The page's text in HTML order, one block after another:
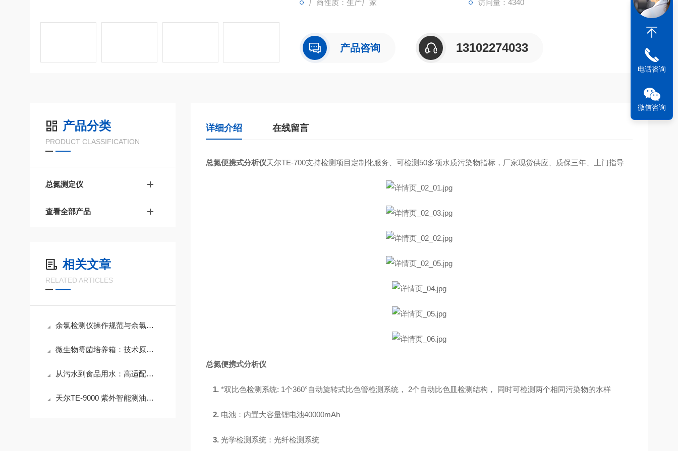
厂商性质：生产厂家 访问量：4340
产品咨询 13102274033
产品分类
PRODUCT CLASSIFICATION
总氮测定仪
查看全部产品
相关文章
RELATED ARTICLES
余氯检测仪操作规范与余氯标准要求
微生物霉菌培养箱：技术原理与操作指南
从污水到食品用水：高适配性台式浊度仪的多领域应用
天尔TE-9000 紫外智能测油仪 废水含油量快速精准检测
详细介绍 在线留言
总氮便携式分析仪天尔TE-700支持检测项目定制化服务、可检测50多项水质污染物指标，厂家现货供应、质保三年、上门指导
总氮便携式分析仪
1. *双比色检测系统: 1个360°自动旋转式比色管检测系统， 2个自动比色皿检测结构， 同时可检测两个相同污染物的水样
2. 电池： 内置大容量锂电池40000mAh
3. 光学检测系统：光纤检测系统
电话咨询
微信咨询